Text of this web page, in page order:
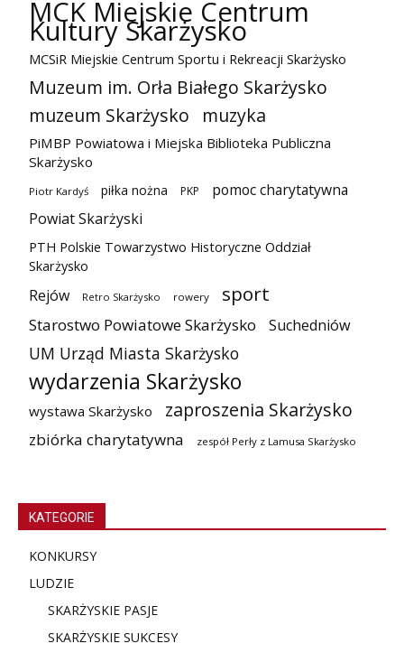
MCK Miejskie Centrum
Kultury Skarżysko
MCSiR Miejskie Centrum Sportu i Rekreacji Skarżysko
Muzeum im. Orła Białego Skarżysko
muzeum Skarżysko
muzyka
PiMBP Powiatowa i Miejska Biblioteka Publiczna
Skarżysko
Piotr Kardyś piłka nożna PKP
pomoc charytatywna
Powiat Skarżyski
PTH Polskie Towarzystwo Historyczne Oddział
Skarżysko
Rejów Retro Skarżysko rowery sport
Starostwo Powiatowe Skarżysko Suchedniów
UM Urząd Miasta Skarżysko
wydarzenia Skarżysko
wystawa Skarżysko zaproszenia Skarżysko
zbiórka charytatywna zespół Perły z Lamusa Skarżysko
KATEGORIE
KONKURSY
LUDZIE
SKARŻYSKIE PASJE
SKARŻYSKIE SUKCESY